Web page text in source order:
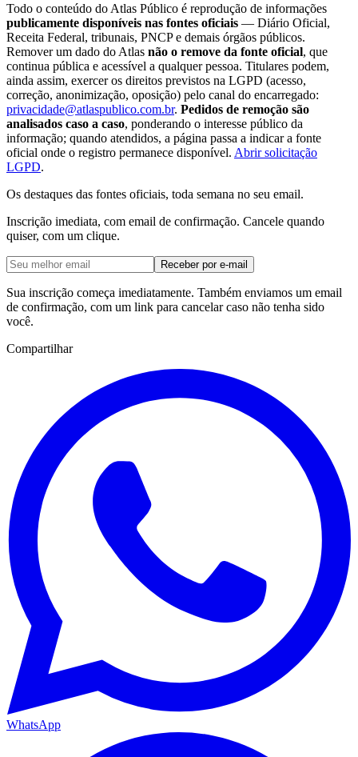
Todo o conteúdo do Atlas Público é reprodução de informações
publicamente disponíveis nas fontes oficiais — Diário Oficial,
Receita Federal, tribunais, PNCP e demais órgãos públicos.
Remover um dado do Atlas não o remove da fonte oficial, que
continua pública e acessível a qualquer pessoa. Titulares podem,
ainda assim, exercer os direitos previstos na LGPD (acesso,
correção, anonimização, oposição) pelo canal do encarregado:
privacidade@atlaspublico.com.br. Pedidos de remoção são
analisados caso a caso, ponderando o interesse público da
informação; quando atendidos, a página passa a indicar a fonte
oficial onde o registro permanece disponível. Abrir solicitação
LGPD.
Os destaques das fontes oficiais, toda semana no seu email.
Inscrição imediata, com email de confirmação. Cancele quando
quiser, com um clique.
Receber por e-mail
Sua inscrição começa imediatamente. Também enviamos um email
de confirmação, com um link para cancelar caso não tenha sido
você.
Compartilhar
WhatsApp